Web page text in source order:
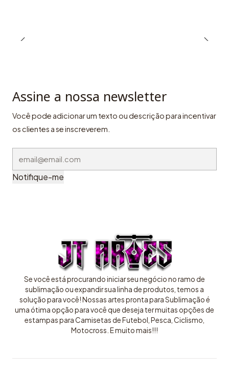
Assine a nossa newsletter
Você pode adicionar um texto ou descrição para incentivar
os clientes a se inscreverem.
Notifique-me
Se você está procurando iniciar seu negócio no ramo de
sublimação ou expandir sua linha de produtos, temos a
solução para você! Nossas artes pronta para Sublimação é
uma ótima opção para você que deseja ter muitas opções de
estampas para Camisetas de Futebol, Pesca, Ciclismo,
Motocross. E muito mais!!!